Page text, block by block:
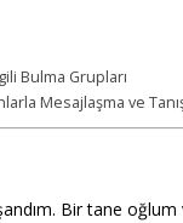
Bulma Grupları
Mesajlaşma ve
Bir tane